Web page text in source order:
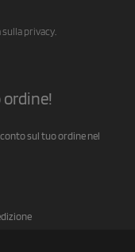
privacy
ordine!
sul tuo ordine nel